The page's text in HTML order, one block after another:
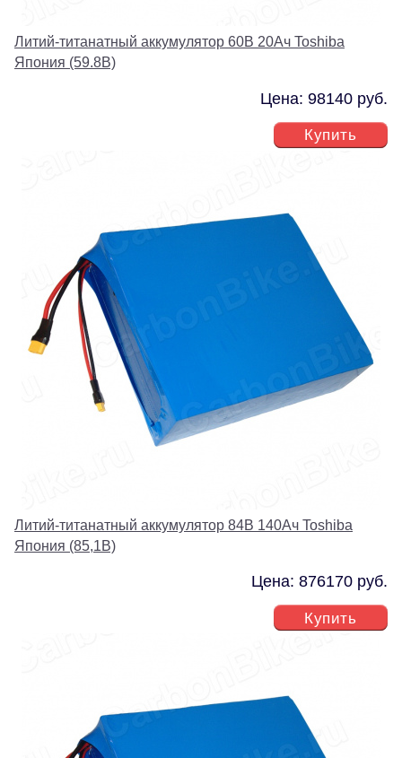
Литий-титанатный аккумулятор 60В 20Ач Toshiba
Япония (59.8В)
Цена: 98140 руб.
Купить
Литий-титанатный аккумулятор 84В 140Ач Toshiba
Япония (85,1В)
Цена: 876170 руб.
Купить